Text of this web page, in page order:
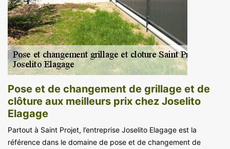
Pose et de changement de grillage et de
clôture aux meilleurs prix chez Joselito
Elagage
Partout à Saint Projet, l’entreprise Joselito Elagage est la
référence dans le domaine de pose et de changement de